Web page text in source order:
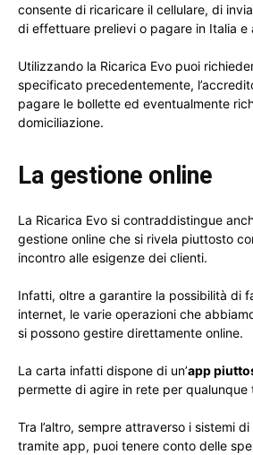
consente di ricaricare il cellulare, di
di effettuare prelievi o pagare in Italia e
Utilizzando la Ricarica Evo puoi
specificato precedentemente,
pagare le bollette ed eventualmente
domiciliazione.
La gestione online
La Ricarica Evo si contraddistingue
gestione online che si rivela piuttosto
incontro alle esigenze dei clienti.
Infatti, oltre a garantire la possibilità di
internet, le varie operazioni che
si possono gestire direttamente online.
La carta infatti dispone di un’app
permette di agire in rete per qualunque
Tra l’altro, sempre attraverso i sistemi
tramite app, puoi tenere conto delle